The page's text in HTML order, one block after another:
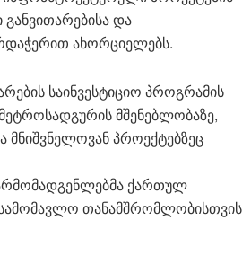
და
ახორციელებს.
საინვესტიციო პროგრამის
მშენებლობაზე,
მნიშვნელოვან პროექტებზეც
ქართულ
თანამშრომლობისთვის